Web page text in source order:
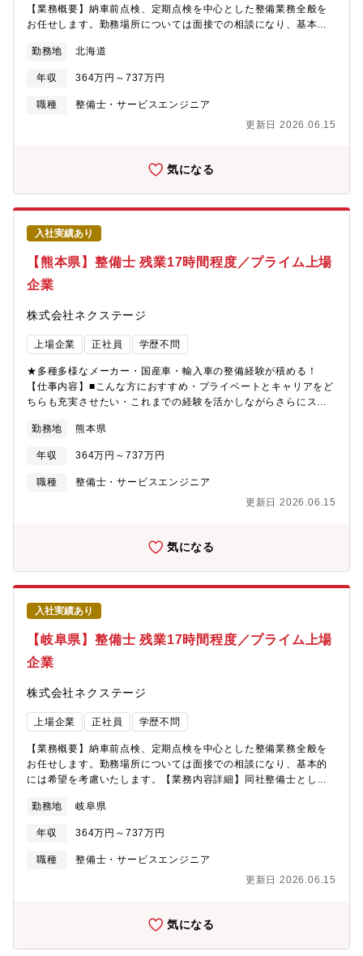
【業務概要】納車前点検、定期点検を中心とした整備業務全般を
お任せします。勤務場所については面接での相談になり、基本的
て、点検業務・整備業務・各種用品取り付けを中心にお任せしま
す。具体的には業務の7割程度が点検・整備業務、残りが修理、車
検です。※重整備はほとんど外注しているため、体への負担も少
なめ【同ポジションの特徴・魅力】＜残業少な目でプライベート
かりづらいです。＜多種多様な車種でスキルアップ＞様々な車種
へのご説明もして頂くことで、ご自身のスキルも高めることが可
能＜キャリアアップのチャンスがある＞現在、複数店舗展開を行
っている同社。その為、早い段階でキャリアアップができる状態
です。若くしてリーダーになれるのも夢ではありません。新規店
舗が増えているため新店舗のリーダーをすることもできます。最
短1～3年で工場長への昇格の可能性あり。
勤務地 北海道
年収 364万円～737万円
職種
整備士・サービスエンジニア
更新日 2026.06.15
気になる
入社実績あり
【熊本県】整備士 残業17時間程度／プライム上場
企業
株式会社ネクステージ
上場企業 正社員 学歴不問
★多種多様なメーカー・国産車・輸入車の整備経験が積める！
【仕事内容】■こんな方におすすめ・プライベートとキャリアをど
ちらも充実させたい・これまでの経験を活かしながらさらにスキ
納車前点検、定期点検を中心とした整備業務全般をお任せしま
す。勤務場所については面接での相談になり、基本的には希望を
考慮いたします。■業務内容詳細同社整備士として、点検業務・整
備業務・各種用品取り付けを中心にお任せします。具体的には業
はほとんど外注しているため、体への負担も少なめ■当ポジション
以内。完全予約制であるため業務負担がかかりづらいです。【多
種多様な車種でスキルアップ】様々な車種に触って頂く機会があ
ることと、整備業務全般だけでなくお客様へのご説明もして頂く
ことで、ご自身のスキルも高めることが可能【キャリアアップの
チャンスがある】現在、複数店舗展開を行っている同社。その
為、早い段階でキャリアアップができる状態です。若くしてリー
ダーになれるのも夢ではありません。新規店舗が増えているため
新店舗のリーダーをすることもできます。最短1～3年で工場長へ
の昇格の可能性あり。■同社の魅力【圧倒的な成長スピード】当社
倍。そして現在も成長を続けています。顧客満足度だけでなく、
従業員満足度でもNo.1を目指し「みんなに愛されるクルマ屋さ
ん」を実現します。
勤務地 熊本県
年収 364万円～737万円
職種
整備士・サービスエンジニア
更新日 2026.06.15
気になる
入社実績あり
【岐阜県】整備士 残業17時間程度／プライム上場
企業
株式会社ネクステージ
上場企業 正社員 学歴不問
【業務概要】納車前点検、定期点検を中心とした整備業務全般を
お任せします。勤務場所については面接での相談になり、基本的
には希望を考慮いたします。【業務内容詳細】同社整備士とし
す。具体的には業務の7割程度が点検・整備業務、残りが修理、車
検です。※重整備はほとんど外注しているため、体への負担も少
なめ【同ポジションの特徴・魅力】＜残業少な目でプライベート
も充実＞月残業17時間以内。完全予約制であるため業務負担がか
に触って頂く機会があることと、整備業務全般だけでなくお客様
能＜キャリアアップのチャンスがある＞現在、複数店舗展開を行
っている同社。その為、早い段階でキャリアアップができる状態
です。若くしてリーダーになれるのも夢ではありません。新規店
勤務地 岐阜県
年収 364万円～737万円
職種
整備士・サービスエンジニア
更新日 2026.06.15
気になる